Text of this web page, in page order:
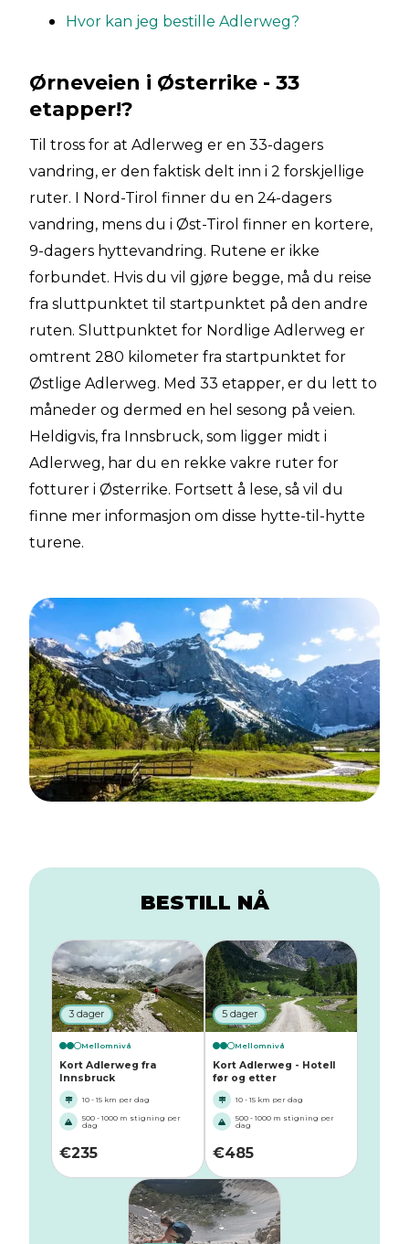
Hvor kan jeg bestille Adlerweg?
Ørneveien i Østerrike - 33
etapper!?
Til tross for at Adlerweg er en 33-dagers
vandring, er den faktisk delt inn i 2 forskjellige
ruter. I Nord-Tirol finner du en 24-dagers
vandring, mens du i Øst-Tirol finner en kortere,
9-dagers hyttevandring. Rutene er ikke
forbundet. Hvis du vil gjøre begge, må du reise
fra sluttpunktet til startpunktet på den andre
ruten. Sluttpunktet for Nordlige Adlerweg er
omtrent 280 kilometer fra startpunktet for
Østlige Adlerweg. Med 33 etapper, er du lett to
måneder og dermed en hel sesong på veien.
Heldigvis, fra Innsbruck, som ligger midt i
Adlerweg, har du en rekke vakre ruter for
fotturer i Østerrike. Fortsett å lese, så vil du
finne mer informasjon om disse hytte-til-hytte
turene.
BESTILL NÅ
3 dager
Mellomnivå
Kort Adlerweg fra
Innsbruck
10 - 15 km per dag
500 - 1000 m stigning per
dag
€235
5 dager
Mellomnivå
Kort Adlerweg - Hotell
før og etter
10 - 15 km per dag
500 - 1000 m stigning per
dag
€485